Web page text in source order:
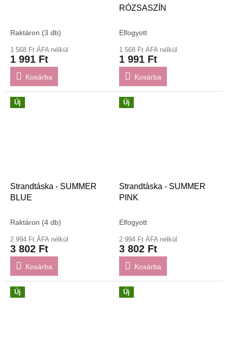
Raktáron (3 db)
1 568 Ft ÁFA nélkül
1 991 Ft
Kosárba
RÓZSASZÍN
Elfogyott
1 568 Ft ÁFA nélkül
1 991 Ft
Kosárba
Új
Strandtáska - SUMMER
BLUE
Raktáron (4 db)
2 994 Ft ÁFA nélkül
3 802 Ft
Kosárba
Új
Strandtáska - SUMMER
PINK
Elfogyott
2 994 Ft ÁFA nélkül
3 802 Ft
Kosárba
Új Új